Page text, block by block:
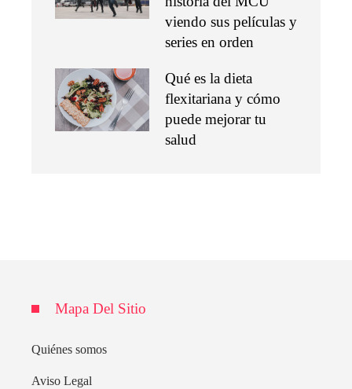
viendo sus películas y
series en orden
Qué es la dieta
flexitariana y cómo
puede mejorar tu
salud
Mapa Del Sitio
Quiénes somos
Aviso Legal